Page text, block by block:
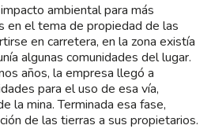
ambiental para más
en el tema de propiedad de las
en carretera, en la zona existía
algunas comunidades del lugar.
años, la empresa llegó a
para el uso de esa vía,
la mina. Terminada esa fase,
de las tierras a sus propietarios.